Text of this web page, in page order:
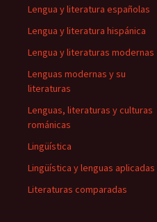
Lengua y literatura españolas
Lengua y literatura hispánica
Lengua y literaturas modernas
Lenguas modernas y su
literaturas
Lenguas, literaturas y culturas
románicas
Lingüística
Lingüística y lenguas aplicadas
Literaturas comparadas